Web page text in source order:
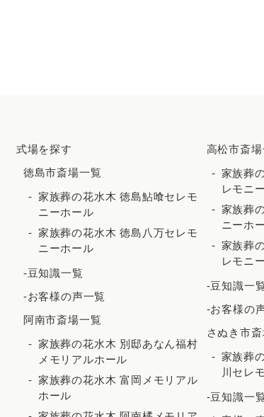
式場を探す
徳島市斎場一覧
家族葬の花水木 徳島鮎喰セレモ
ニーホール
家族葬の花水木 徳島八万セレモ
ニーホール
-豆知識一覧
-お客様の声一覧
阿南市斎場一覧
家族葬の花水木 別邸あなん福村
メモリアルホール
家族葬の花水木 富岡メモリアル
ホール
高松市斎場
家族葬
レモニ
家族葬
ニーホ
家族葬
レモニ
-豆知識一
-お客様の
さぬき市
家族葬
川セレ
-豆知識一